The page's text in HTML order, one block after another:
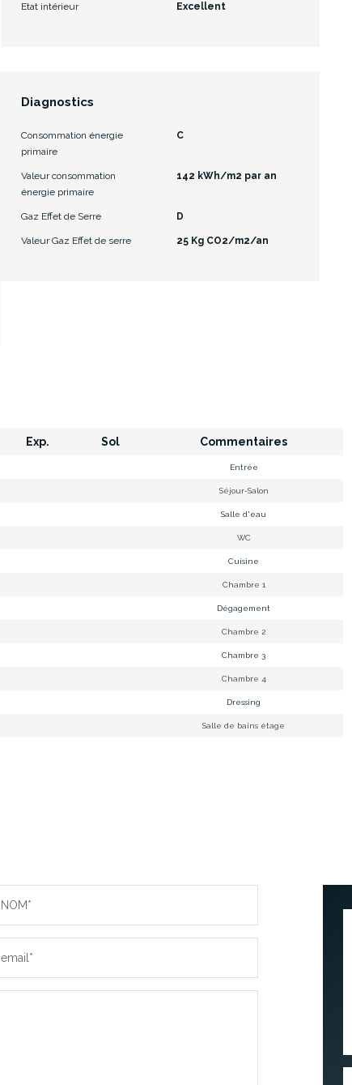
Etat intérieur Excellent
Diagnostics
Consommation énergie
primaire
C
Valeur consommation
énergie primaire
142 kWh/m2 par an
Gaz Effet de Serre D
Valeur Gaz Effet de serre 25 Kg CO2/m2/an
Exp. Sol Commentaires
Entrée
Séjour-Salon
Salle d'eau
WC
Cuisine
Chambre 1
Dégagement
Chambre 2
Chambre 3
Chambre 4
Dressing
Salle de bains étage
NOM*
email*